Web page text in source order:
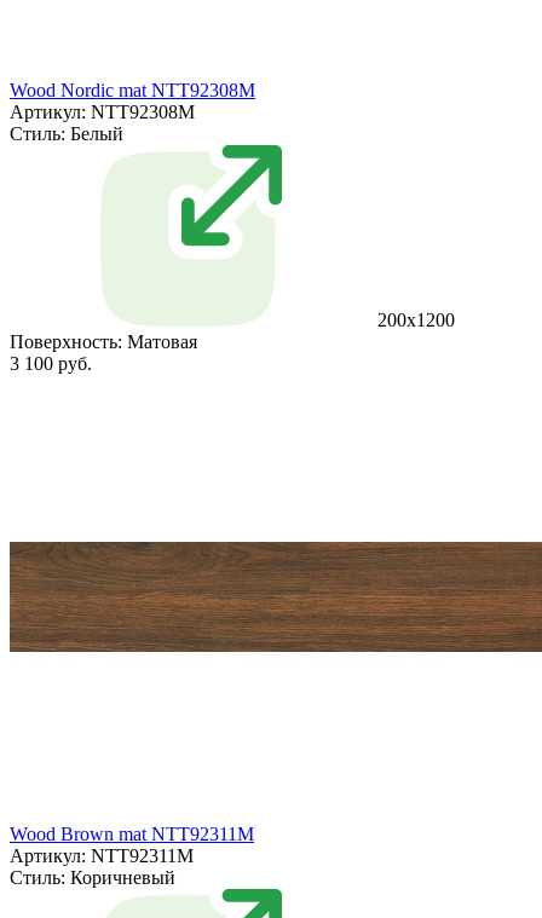
Wood Nordic mat NTT92308M
Артикул: NTT92308M
Стиль: Белый
200x1200
Поверхность: Матовая
3 100 руб.
Wood Brown mat NTT92311M
Артикул: NTT92311M
Стиль: Коричневый